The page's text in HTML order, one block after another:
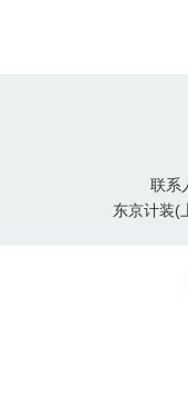
联系
东京计装(